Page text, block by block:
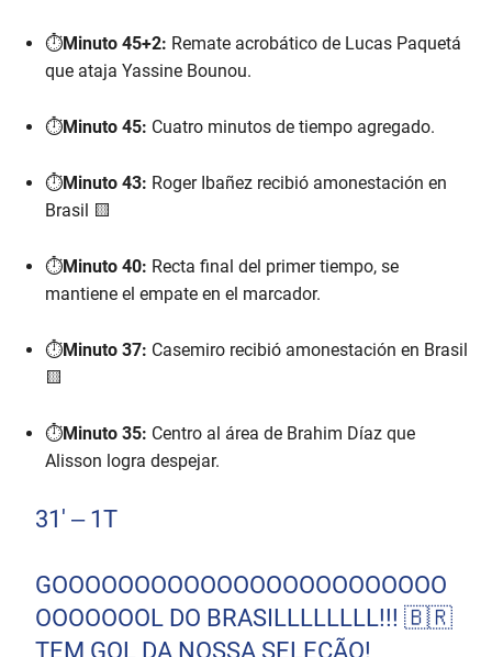
⏱️Minuto 45+2: Remate acrobático de Lucas Paquetá
que ataja Yassine Bounou.
⏱️Minuto 45: Cuatro minutos de tiempo agregado.
⏱️Minuto 43: Roger Ibañez recibió amonestación en
Brasil 🟨
⏱️Minuto 40: Recta final del primer tiempo, se
mantiene el empate en el marcador.
⏱️Minuto 37: Casemiro recibió amonestación en Brasil
🟨
⏱️Minuto 35: Centro al área de Brahim Díaz que
Alisson logra despejar.
31' – 1T
GOOOOOOOOOOOOOOOOOOOOOOOO
OOOOOOOL DO BRASILLLLLLLL!!! 🇧🇷
TEM GOL DA NOSSA SELEÇÃO!